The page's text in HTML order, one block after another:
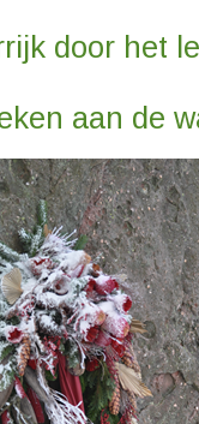
door het
aan de